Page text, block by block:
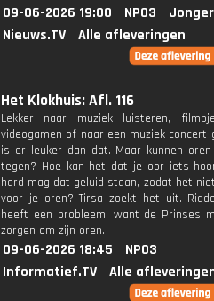
09-06-2026 19:00 NPO3
Nieuws.TV
Alle afleveringen
Het Klokhuis: Afl. 116
Lekker naar muziek luisteren,
videogamen of naar een muziek concert
is er leuker dan dat. Maar kunnen
tegen? Hoe kan het dat je oor iets
hard mag dat geluid staan, zodat het
voor je oren? Tirsa zoekt het uit.
heeft een probleem, want de Prinses
zorgen om zijn oren.
09-06-2026 18:45
NPO3
Informatief.TV
Alle